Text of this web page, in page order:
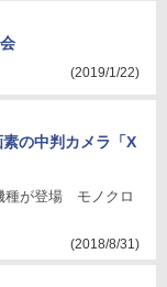
(2019/1/22)
の中判カメラ「X
種が登場 モノクロ
(2018/8/31)